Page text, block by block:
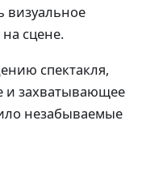
визуальное
сцене.
спектакля,
и захватывающее
незабываемые